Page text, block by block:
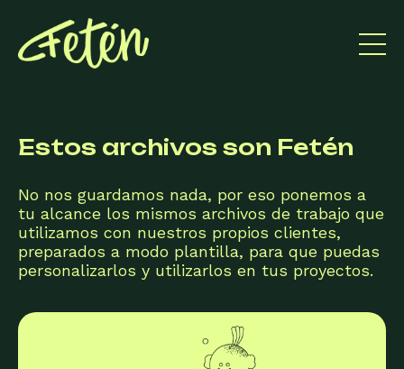
Estos archivos son Fetén
No nos guardamos nada, por eso ponemos a
tu alcance los mismos archivos de trabajo que
utilizamos con nuestros propios clientes,
preparados a modo plantilla, para que puedas
personalizarlos y utilizarlos en tus proyectos.